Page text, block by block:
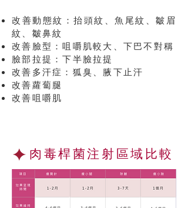
改善動態紋：抬頭紋、魚尾紋、皺眉
紋、皺鼻紋
改善臉型：咀嚼肌較大、下巴不對稱
臉部拉提：下半臉拉提
改善多汗症：狐臭、腋下止汗
改善蘿蔔腿
改善咀嚼肌
肉毒桿菌注射區域比較